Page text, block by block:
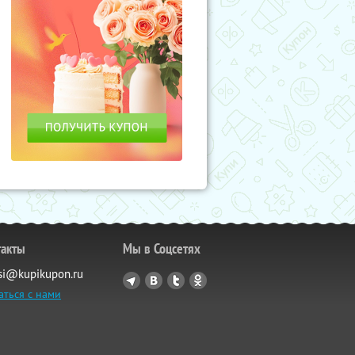
с нами
Мы в Соцсетях